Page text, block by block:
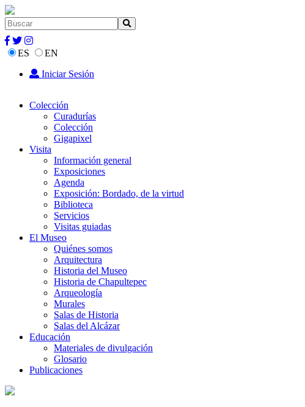
ES
EN
Iniciar Sesión
Colección
Curadurías
Colección
Gigapixel
Visita
Información general
Exposiciones
Agenda
Exposición: Bordado, de la virtud
Biblioteca
Servicios
Visitas guiadas
El Museo
Quiénes somos
Arquitectura
Historia del Museo
Historia de Chapultepec
Arqueología
Murales
Salas de Historia
Salas del Alcázar
Educación
Materiales de divulgación
Glosario
Publicaciones